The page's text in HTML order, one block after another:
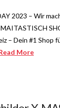
2023 – Wir
– Dein #1 Shop
More